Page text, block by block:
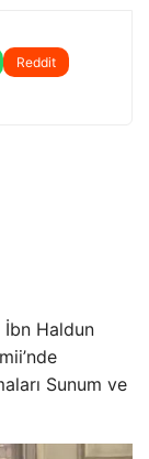
Reddit
İbn Haldun
Sunum ve